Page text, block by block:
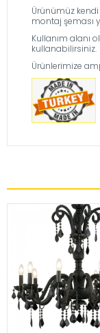
Ürünümüz
montaj şeması
Kullanım alanı
kullanabilirsiniz.
Ürünlerimize